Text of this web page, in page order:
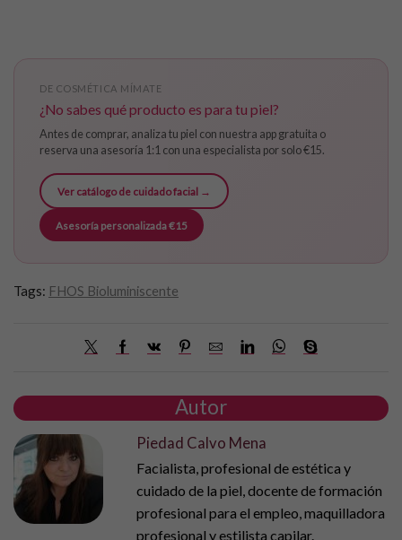
DE COSMÉTICA MÍMATE
¿No sabes qué producto es para tu piel?
Antes de comprar, analiza tu piel con nuestra app gratuita o
reserva una asesoría 1:1 con una especialista por solo €15.
Ver catálogo de cuidado facial →
Asesoría personalizada €15
Tags: FHOS Bioluminiscente
Autor
Piedad Calvo Mena
Facialista, profesional de estética y
cuidado de la piel, docente de formación
profesional para el empleo, maquilladora
profesional y estilista capilar.